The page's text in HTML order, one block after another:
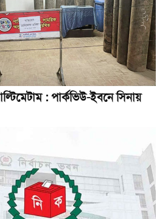
: পার্কভিউ-ইবনে সিনায়